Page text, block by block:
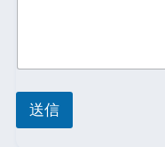
送信